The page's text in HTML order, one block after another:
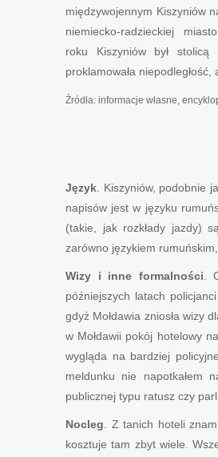
międzywojennym Kiszyniów
niemiecko-radzieckiej
roku Kiszyniów był stolicą
proklamowała niepodległość,
Źródła: informacje własne,
Język . Kiszyniów, podobnie
napisów jest w języku
(takie, jak rozkłady jazdy)
zarówno językiem
Wizy i inne formalności .
późniejszych latach
gdyż Mołdawia zniosła wizy
w Mołdawii pokój hotelowy
wygląda na bardziej
meldunku nie napotkałem
publicznej typu ratusz czy
Nocleg . Z tanich hoteli
kosztuje tam zbyt wiele.